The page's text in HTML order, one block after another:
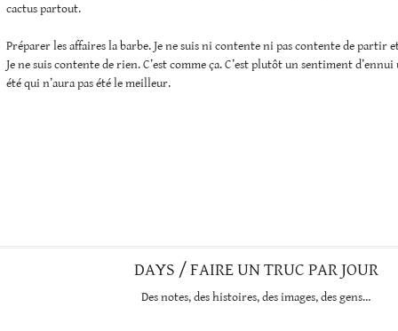
cactus partout.
Préparer les affaires la barbe. Je ne suis ni contente ni pas contente de partir
Je ne suis contente de rien. C’est comme ça. C’est plutôt un sentiment
été qui n’aura pas été le meilleur.
DAYS / FAIRE UN TRUC PAR JOUR
Des notes, des histoires, des images, des gens…